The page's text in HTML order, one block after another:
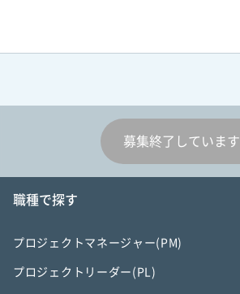
募集終了しています
職種で探す
プロジェクトマネージャー(PM)
プロジェクトリーダー(PL)